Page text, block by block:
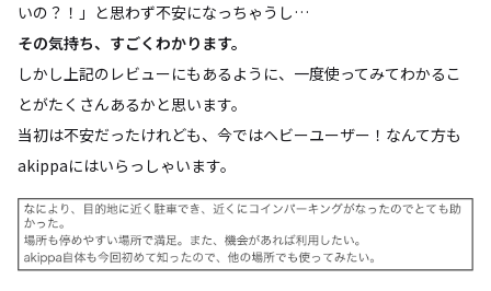
いの？！」と思わず不安になっちゃうし…
その気持ち、すごくわかります。
しかし上記のレビューにもあるように、一度使ってみてわかるこ
とがたくさんあるかと思います。
当初は不安だったけれども、今ではヘビーユーザー！なんて方も
akippaにはいらっしゃいます。